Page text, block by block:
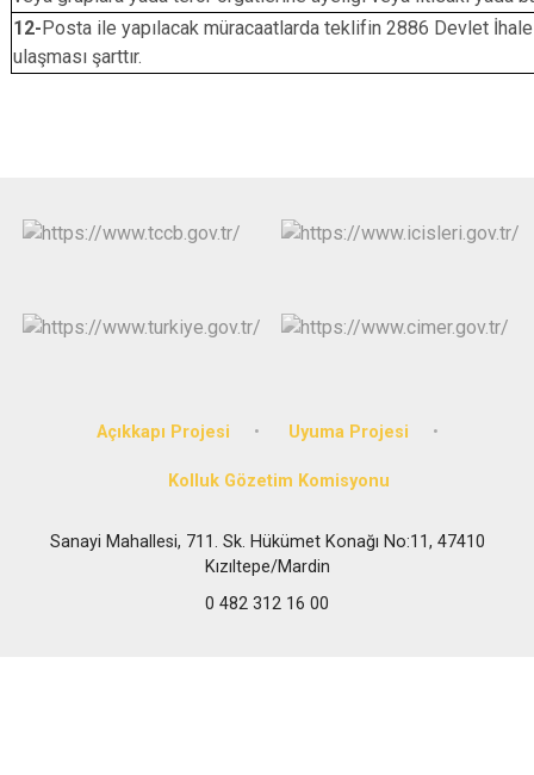
12-Posta ile yapılacak müracaatlarda teklifin 2886 Devlet
ulaşması şarttır.
Açıkkapı Projesi Uyuma Projesi
Kolluk Gözetim Komisyonu
Sanayi Mahallesi, 711. Sk. Hükümet Konağı No:11, 47410
Kızıltepe/Mardin
0 482 312 16 00